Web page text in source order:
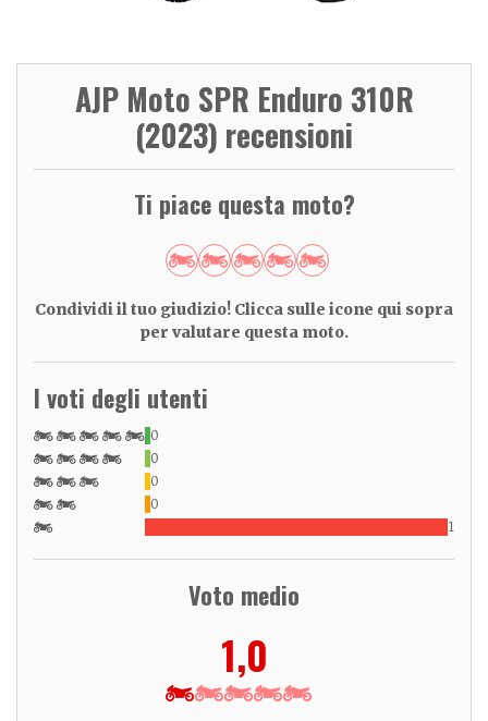
AJP Moto SPR Enduro 310R
(2023) recensioni
Ti piace questa moto?
Condividi il tuo giudizio! Clicca sulle icone qui sopra
per valutare questa moto.
I voti degli utenti
0
0
0
0
1
Voto medio
1,0